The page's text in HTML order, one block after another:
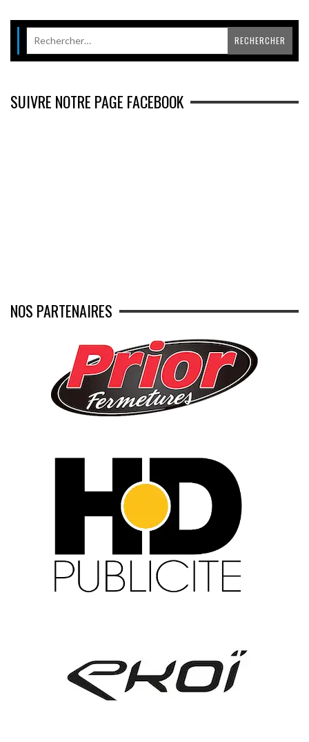
SUIVRE NOTRE PAGE FACEBOOK
NOS PARTENAIRES